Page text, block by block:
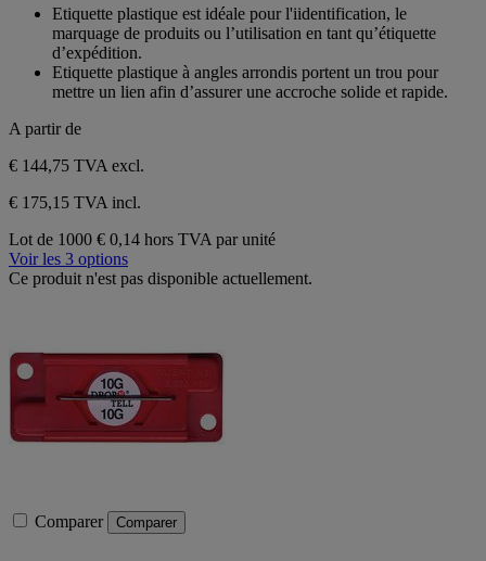
avis
étoiles.
Etiquette plastique est idéale pour l'iidentification, le
marquage de produits ou l’utilisation en tant qu’étiquette
d’expédition.
Etiquette plastique à angles arrondis portent un trou pour
mettre un lien afin d’assurer une accroche solide et rapide.
A partir de
€ 144,75 TVA excl.
€ 175,15 TVA incl.
Lot de 1000 € 0,14 hors TVA par unité
Voir les 3 options
Ce produit n'est pas disponible actuellement.
Comparer Comparer